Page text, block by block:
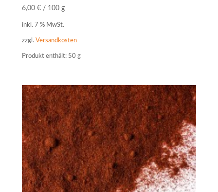
6,00 €/ 100 g
inkl. 7 % MwSt.
zzgl. Versandkosten
Produkt enthält: 50 g